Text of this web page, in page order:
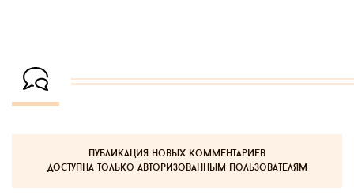
публикация новых комментариев
доступна только авторизованным пользователям